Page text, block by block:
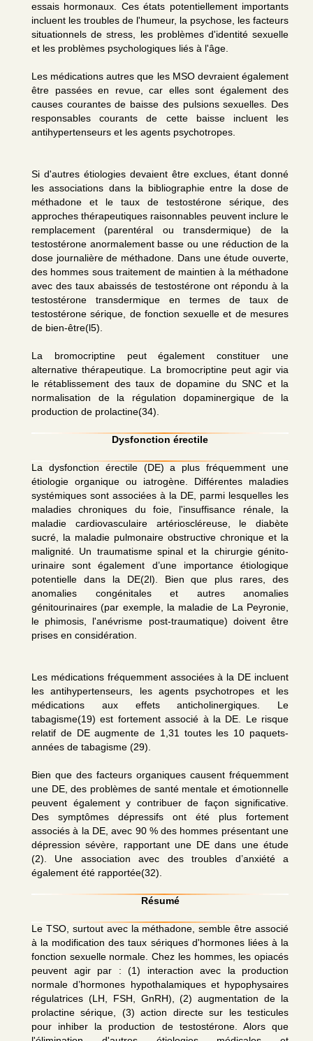
essais hormonaux. Ces états potentiellement importants
incluent les troubles de l'humeur, la psychose, les facteurs
situationnels de stress, les problèmes d'identité sexuelle
et les problèmes psychologiques liés à l'âge.
Les médications autres que les MSO devraient également
être passées en revue, car elles sont également des
causes courantes de baisse des pulsions sexuelles. Des
responsables courants de cette baisse incluent les
antihypertenseurs et les agents psychotropes.
Si d'autres étiologies devaient être exclues, étant donné
les associations dans la bibliographie entre la dose de
méthadone et le taux de testostérone sérique, des
approches thérapeutiques raisonnables peuvent inclure le
remplacement (parentéral ou transdermique) de la
testostérone anormalement basse ou une réduction de la
dose journalière de méthadone. Dans une étude ouverte,
des hommes sous traitement de maintien à la méthadone
avec des taux abaissés de testostérone ont répondu à la
testostérone transdermique en termes de taux de
testostérone sérique, de fonction sexuelle et de mesures
de bien-être(l5).
La bromocriptine peut également constituer une
alternative thérapeutique. La bromocriptine peut agir via
le rétablissement des taux de dopamine du SNC et la
normalisation de la régulation dopaminergique de la
production de prolactine(34).
Dysfonction érectile
La dysfonction érectile (DE) a plus fréquemment une
étiologie organique ou iatrogène. Différentes maladies
systémiques sont associées à la DE, parmi lesquelles les
maladies chroniques du foie, l'insuffisance rénale, la
maladie cardiovasculaire artérioscléreuse, le diabète
sucré, la maladie pulmonaire obstructive chronique et la
malignité. Un traumatisme spinal et la chirurgie génito-
urinaire sont également d’une importance étiologique
potentielle dans la DE(2l). Bien que plus rares, des
anomalies congénitales et autres anomalies
génitourinaires (par exemple, la maladie de La Peyronie,
le phimosis, l'anévrisme post-traumatique) doivent être
prises en considération.
Les médications fréquemment associées à la DE incluent
les antihypertenseurs, les agents psychotropes et les
médications aux effets anticholinergiques. Le
tabagisme(19) est fortement associé à la DE. Le risque
relatif de DE augmente de 1,31 toutes les 10 paquets-
années de tabagisme (29).
Bien que des facteurs organiques causent fréquemment
une DE, des problèmes de santé mentale et émotionnelle
peuvent également y contribuer de façon significative.
Des symptômes dépressifs ont été plus fortement
associés à la DE, avec 90 % des hommes présentant une
dépression sévère, rapportant une DE dans une étude
(2). Une association avec des troubles d’anxiété a
également été rapportée(32).
Résumé
Le TSO, surtout avec la méthadone, semble être associé
à la modification des taux sériques d'hormones liées à la
fonction sexuelle normale. Chez les hommes, les opiacés
peuvent agir par : (1) interaction avec la production
normale d’hormones hypothalamiques et hypophysaires
régulatrices (LH, FSH, GnRH), (2) augmentation de la
prolactine sérique, (3) action directe sur les testicules
pour inhiber la production de testostérone. Alors que